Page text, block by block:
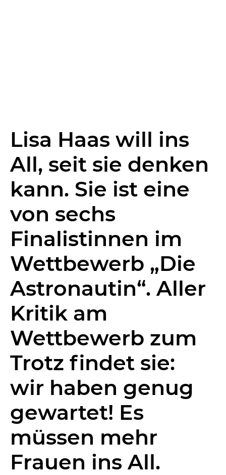
Lisa Haas will ins
All, seit sie denken
kann. Sie ist eine
von sechs
Finalistinnen im
Wettbewerb „Die
Astronautin“. Aller
Kritik am
Wettbewerb zum
Trotz findet sie:
wir haben genug
gewartet! Es
müssen mehr
Frauen ins All.